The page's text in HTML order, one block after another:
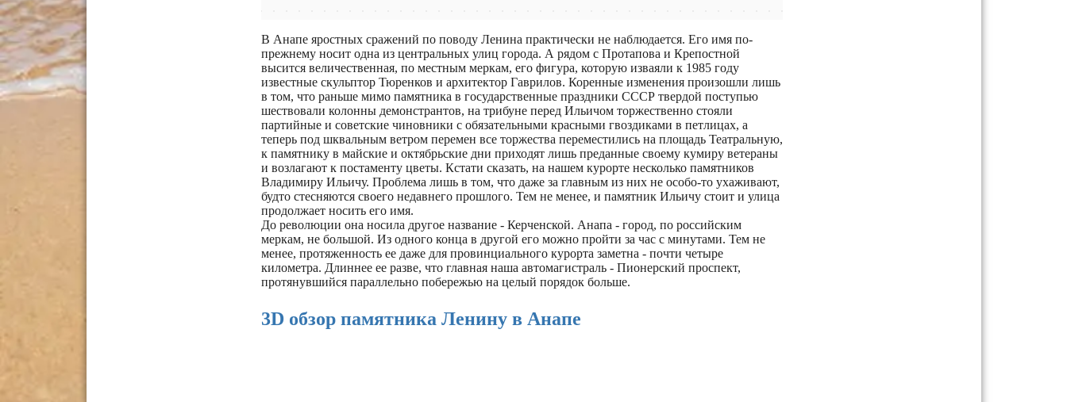
В Анапе яростных сражений по поводу Ленина практически не наблюдается. Его имя по-
прежнему носит одна из центральных улиц города. А рядом с Протапова и Крепостной
высится величественная, по местным меркам, его фигура, которую изваяли к 1985 году
известные скульптор Тюренков и архитектор Гаврилов. Коренные изменения произошли лишь
в том, что раньше мимо памятника в государственные праздники СССР твердой поступью
шествовали колонны демонстрантов, на трибуне перед Ильичом торжественно стояли
партийные и советские чиновники с обязательными красными гвоздиками в петлицах, а
теперь под шквальным ветром перемен все торжества переместились на площадь Театральную,
к памятнику в майские и октябрьские дни приходят лишь преданные своему кумиру ветераны
и возлагают к постаменту цветы. Кстати сказать, на нашем курорте несколько памятников
Владимиру Ильичу. Проблема лишь в том, что даже за главным из них не особо-то ухаживают,
будто стесняются своего недавнего прошлого. Тем не менее, и памятник Ильичу стоит и улица
продолжает носить его имя.
До революции она носила другое название - Керченской. Анапа - город, по российским
меркам, не большой. Из одного конца в другой его можно пройти за час с минутами. Тем не
менее, протяженность ее даже для провинциального курорта заметна - почти четыре
километра. Длиннее ее разве, что главная наша автомагистраль - Пионерский проспект,
протянувшийся параллельно побережью на целый порядок больше.
3D обзор памятника Ленину в Анапе